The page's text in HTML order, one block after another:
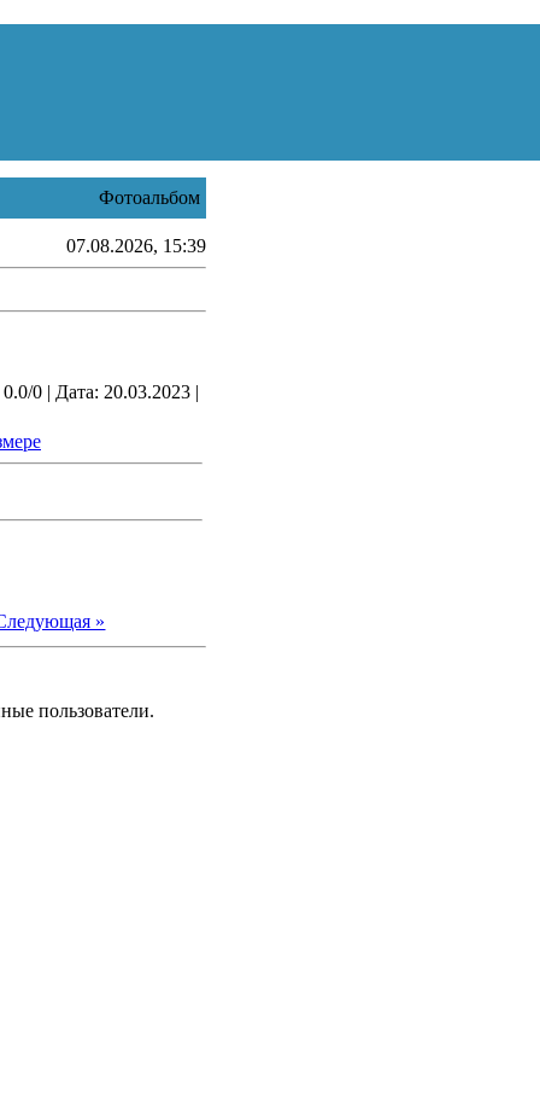
Фотоальбом
07.08.2026, 15:39
0 | Дата: 20.03.2023 |
»
пользователи.